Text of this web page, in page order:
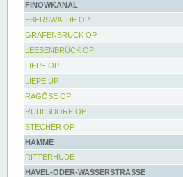
FINOWKANAL
EBERSWALDE OP
GRAFENBRÜCK OP
LEESENBRÜCK OP
LIEPE OP
LIEPE UP
RAGÖSE OP
RUHLSDORF OP
STECHER OP
HAMME
RITTERHUDE
HAVEL-ODER-WASSERSTRASSE